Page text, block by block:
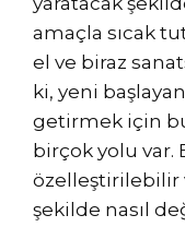
amaçla sıcak
el ve biraz
ki, yeni
getirmek için
birçok yolu var.
özelleştirilebilir
şekilde nasıl